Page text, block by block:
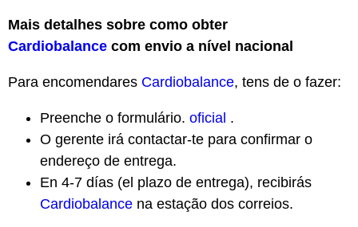
Mais detalhes sobre como obter
Cardiobalance com envio a nível nacional
Para encomendares Cardiobalance, tens de o fazer:
Preenche o formulário. oficial .
O gerente irá contactar-te para confirmar o
endereço de entrega.
En 4-7 días (el plazo de entrega), recibirás
Cardiobalance na estação dos correios.